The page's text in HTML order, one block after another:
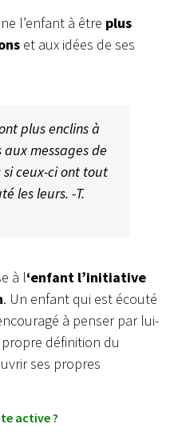
l’enfant à être plus
et aux idées de ses
plus enclins à
messages de
ceux-ci ont tout
les leurs. -T.
à l‘enfant l’initiative
. Un enfant qui est écouté
à penser par lui-
définition du
ses propres
active ?